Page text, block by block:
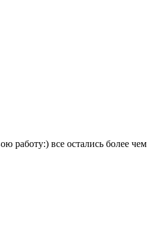
работу:) все остались более чем